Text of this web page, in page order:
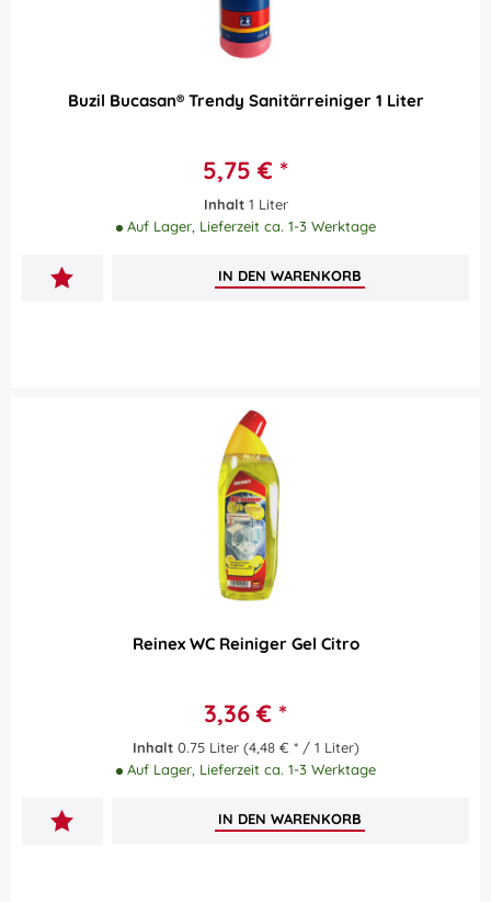
Buzil Bucasan® Trendy Sanitärreiniger 1 Liter
5,75 € *
Inhalt 1 Liter
Auf Lager, Lieferzeit ca. 1-3 Werktage
IN DEN WARENKORB
Reinex WC Reiniger Gel Citro
3,36 € *
Inhalt 0.75 Liter (4,48 € * / 1 Liter)
Auf Lager, Lieferzeit ca. 1-3 Werktage
IN DEN WARENKORB